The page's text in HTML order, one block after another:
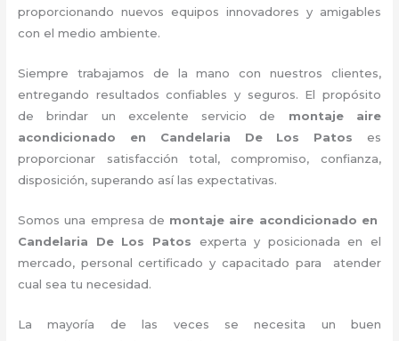
proporcionando nuevos equipos innovadores y amigables
con el medio ambiente.
Siempre trabajamos de la mano con nuestros clientes,
entregando resultados confiables y seguros. El propósito
de brindar un excelente servicio de montaje aire
acondicionado en Candelaria De Los Patos
es
proporcionar satisfacción total, compromiso, confianza,
disposición, superando así las expectativas.
Somos una empresa de montaje aire acondicionado en
Candelaria De Los Patos experta y posicionada en el
mercado, personal certificado y capacitado para atender
cual sea tu necesidad.
La mayoría de las veces se necesita un buen